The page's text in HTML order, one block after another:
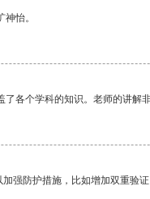
怡。
各个学科的知识。老师的讲解
强防护措施，比如增加双重验